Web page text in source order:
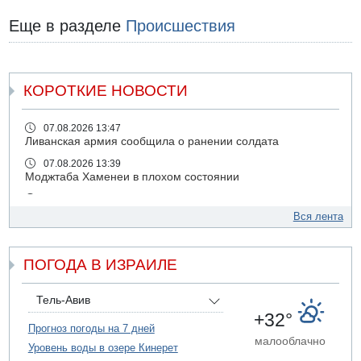
Еще в разделе Происшествия
КОРОТКИЕ НОВОСТИ
07.08.2026 13:47
Ливанская армия сообщила о ранении солдата
07.08.2026 13:39
Моджтаба Хаменеи в плохом состоянии
свадьбу
07.08.2026 11:05
Саудовская Аравия опасается нападения хуситов и
иракских ополченцев
07.08.2026 08:29
В Бат-Яме утонул мужчина
07.08.2026 08:29
Стрельба в школе Таиланда
Вся лента
ПОГОДА В ИЗРАИЛЕ
Тель-Авив
Прогноз погоды на 7 дней
Уровень воды в озере Кинерет
+32°
малооблачно